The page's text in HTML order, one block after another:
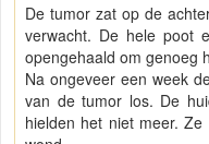
De tumor zat op de
verwacht. De hele poot
opengehaald om genoeg
Na ongeveer een week
van de tumor los. De
hielden het niet meer.